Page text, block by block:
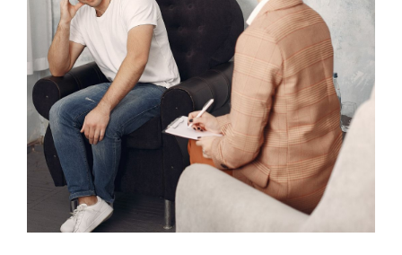
La nostra Rete
Blog
Eventi